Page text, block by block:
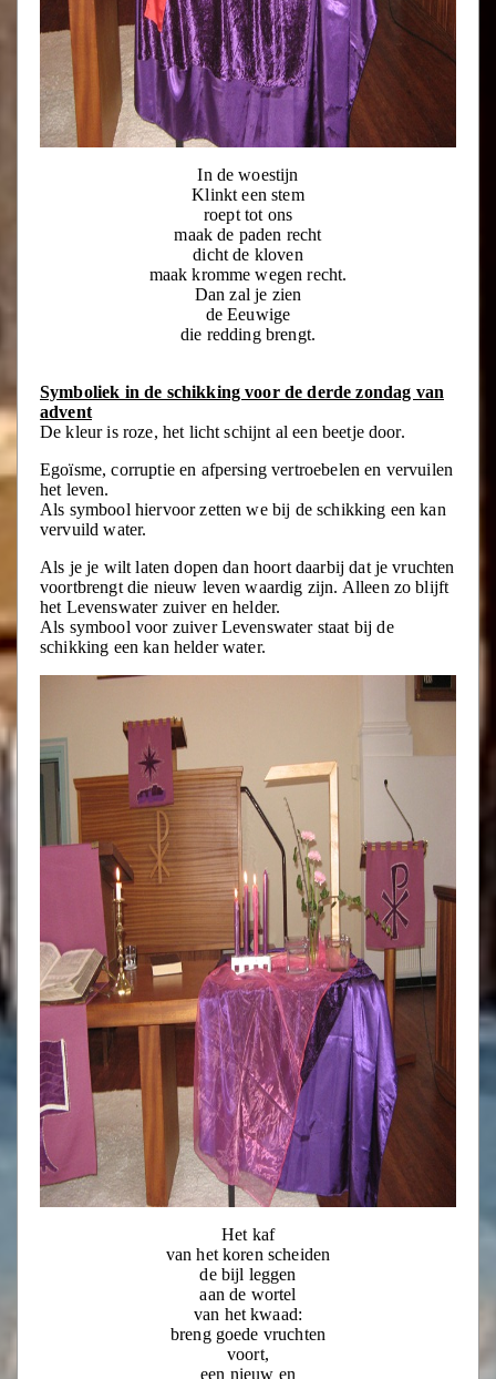
In de woestijn
Klinkt een stem
roept tot ons
maak de paden recht
dicht de kloven
maak kromme wegen recht.
Dan zal je zien
de Eeuwige
die redding brengt.
Symboliek in de schikking voor de derde zondag van
advent
De kleur is roze, het licht schijnt al een beetje door.
Egoïsme, corruptie en afpersing vertroebelen en vervuilen
het leven.
Als symbool hiervoor zetten we bij de schikking een kan
vervuild water.
Als je je wilt laten dopen dan hoort daarbij dat je vruchten
voortbrengt die nieuw leven waardig zijn. Alleen zo blijft
het Levenswater zuiver en helder.
Als symbool voor zuiver Levenswater staat bij de
schikking een kan helder water.
Het kaf
van het koren scheiden
de bijl leggen
aan de wortel
van het kwaad:
breng goede vruchten
voort,
een nieuw en